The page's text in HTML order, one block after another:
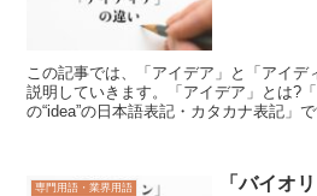
この記事では、「アイデア」と「アイデ
説明していきます。「アイデア」とは?
の“idea”の日本語表記・カタカナ表記」
専門用語・業界用語
「バイオ